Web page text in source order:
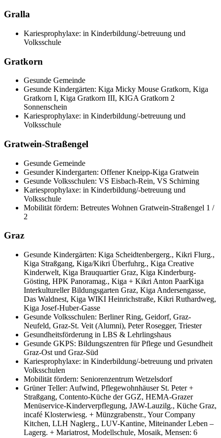
Gralla
Kariesprophylaxe: in Kinderbildung/-betreuung und
Volksschule
Gratkorn
Gesunde Gemeinde
Gesunde Kindergärten: Kiga Micky Mouse Gratkorn, Kiga
Gratkorn I, Kiga Gratkorn III, KIGA Gratkorn 2
Sonnenschein
Kariesprophylaxe: in Kinderbildung/-betreuung und
Volksschule
Gratwein-Straßengel
Gesunde Gemeinde
Gesunder Kindergarten: Offener Kneipp-Kiga Gratwein
Gesunde Volksschulen: VS Eisbach-Rein, VS Schirning
Kariesprophylaxe: in Kinderbildung/-betreuung und
Volksschule
Mobilität fördern: Betreutes Wohnen Gratwein-Straßengel 1 /
2
Graz
Gesunde Kindergärten: Kiga Scheidtenbergerg., Kikri Flurg.,
Kiga Straßgang, Kiga/Kikri Überfuhrg., Kiga Creative
Kinderwelt, Kiga Brauquartier Graz, Kiga Kinderburg-
Gösting, HPK Panoramag., Kiga + Kikri Anton PaarKiga
Interkultureller Bildungsgarten Graz, Kiga Andersengasse,
Das Waldnest, Kiga WIKI Heinrichstraße, Kikri Ruthardweg,
Kiga Josef-Huber-Gasse
Gesunde Volksschulen: Berliner Ring, Geidorf, Graz-
Neufeld, Graz-St. Veit (Alumni), Peter Rosegger, Triester
Gesundheitsförderung in LBS & Lehrlingshaus
Gesunde GKPS: Bildungszentren für Pflege und Gesundheit
Graz-Ost und Graz-Süd
Kariesprophylaxe: in Kinderbildung/-betreuung und privaten
Volksschulen
Mobilität fördern: Seniorenzentrum Wetzelsdorf
Grüner Teller: Aufwind, Pflegewohnhäuser St. Peter +
Straßgang, Contento-Küche der GGZ, HEMA-Grazer
Menüservice-Kinderverpflegung, JAW-Lauzilg., Küche Graz,
incafé Klosterwiesg. + Münzgrabenstr., Your Company
Kitchen, LLH Naglerg., LUV-Kantine, Miteinander Leben –
Lagerg. + Mariatrost, Modellschule, Mosaik, Mensen: 6